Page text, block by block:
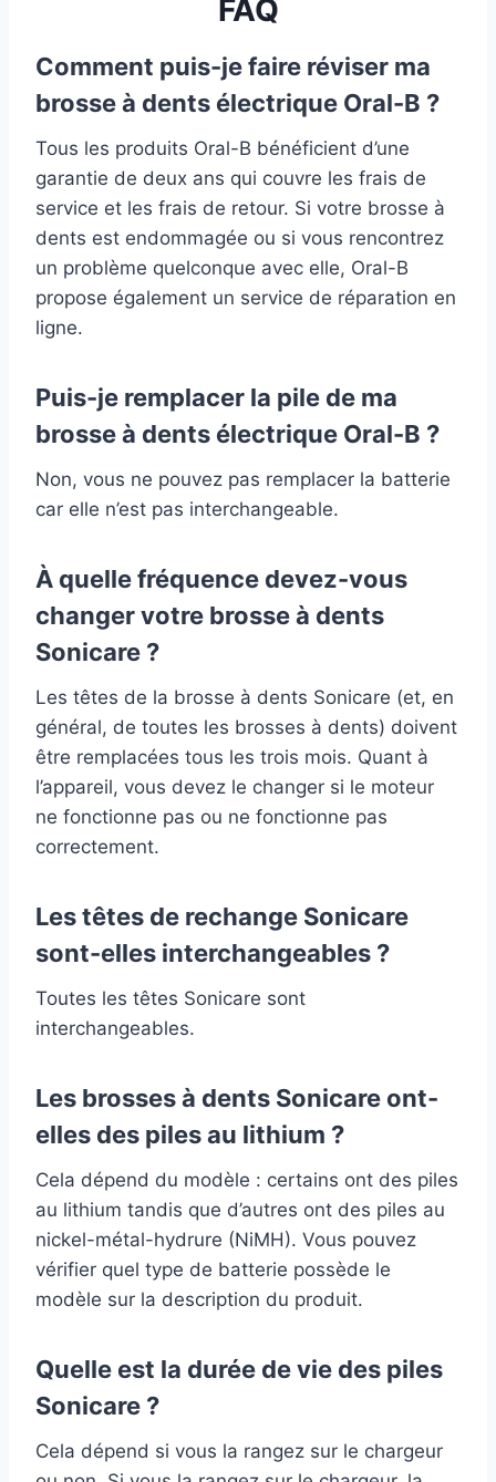
FAQ
Comment puis-je faire réviser ma
brosse à dents électrique Oral-B ?
Tous les produits Oral-B bénéficient d’une
garantie de deux ans qui couvre les frais de
service et les frais de retour. Si votre brosse à
dents est endommagée ou si vous rencontrez
un problème quelconque avec elle, Oral-B
propose également un service de réparation en
ligne.
Puis-je remplacer la pile de ma
brosse à dents électrique Oral-B ?
Non, vous ne pouvez pas remplacer la batterie
car elle n’est pas interchangeable.
À quelle fréquence devez-vous
changer votre brosse à dents
Sonicare ?
Les têtes de la brosse à dents Sonicare (et, en
général, de toutes les brosses à dents) doivent
être remplacées tous les trois mois. Quant à
l’appareil, vous devez le changer si le moteur
ne fonctionne pas ou ne fonctionne pas
correctement.
Les têtes de rechange Sonicare
sont-elles interchangeables ?
Toutes les têtes Sonicare sont
interchangeables.
Les brosses à dents Sonicare ont-
elles des piles au lithium ?
Cela dépend du modèle : certains ont des piles
au lithium tandis que d’autres ont des piles au
nickel-métal-hydrure (NiMH). Vous pouvez
vérifier quel type de batterie possède le
modèle sur la description du produit.
Quelle est la durée de vie des piles
Sonicare ?
Cela dépend si vous la rangez sur le chargeur